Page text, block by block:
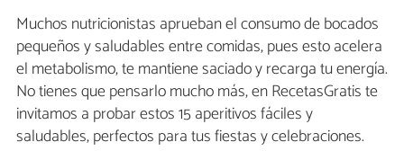
Muchos nutricionistas aprueban el consumo de bocados
pequeños y saludables entre comidas, pues esto acelera
el metabolismo, te mantiene saciado y recarga tu energía.
No tienes que pensarlo mucho más, en RecetasGratis te
invitamos a probar estos 15 aperitivos fáciles y
saludables, perfectos para tus fiestas y celebraciones.